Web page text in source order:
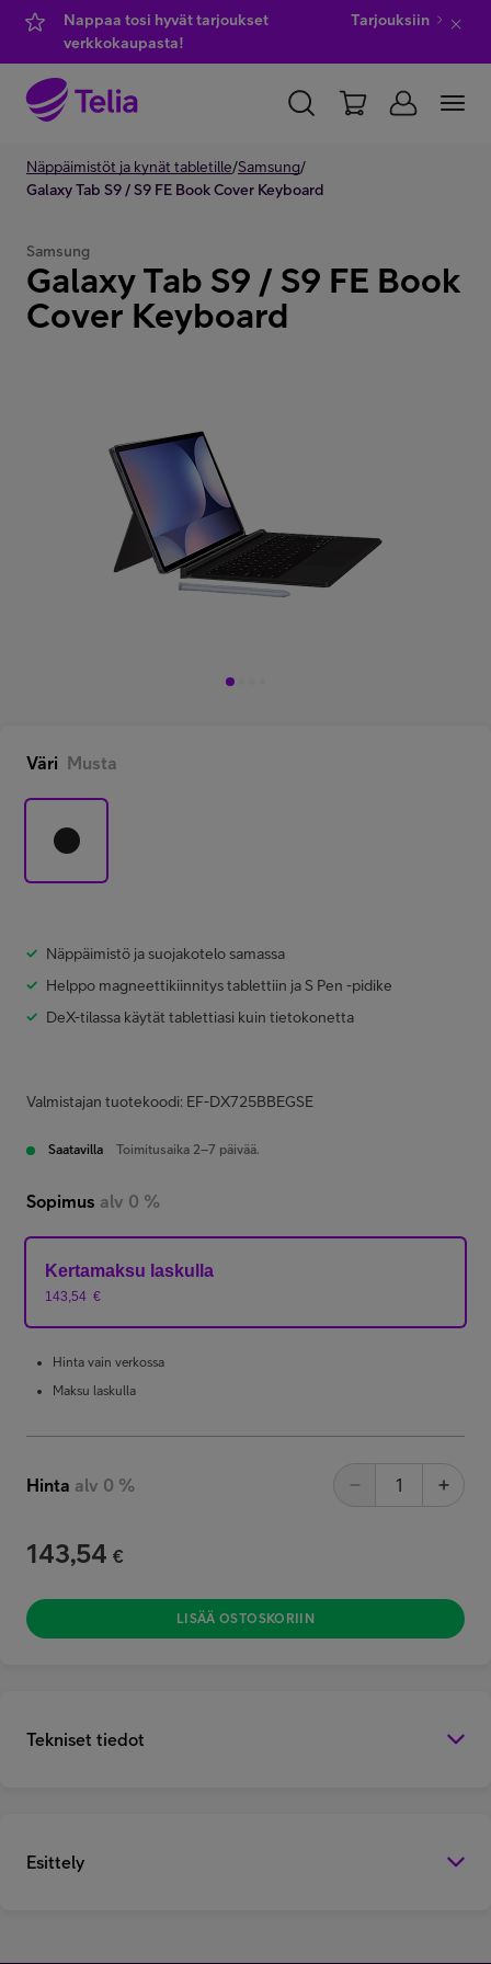
Nappaa tosi hyvät tarjoukset
verkkokaupasta!
Tarjouksiin
YKSITYISILLE YRITYKSILLE WHOLESALE
Kauppa
Minun Telia Yrityksille
Näppäimistöt ja kynät tabletille/Samsung/
Galaxy Tab S9 / S9 FE Book Cover Keyboard
Samsung
Galaxy Tab S9 / S9 FE Book
Cover Keyboard
Väri Musta
Näppäimistö ja suojakotelo samassa
Helppo magneettikiinnitys tablettiin ja S Pen -pidike
DeX-tilassa käytät tablettiasi kuin tietokonetta
Valmistajan tuotekoodi: EF-DX725BBEGSE
Saatavilla Toimitusaika 2–7 päivää.
Sopimus alv 0 %
Kertamaksu laskulla
143,54 €
Hinta vain verkossa
Maksu laskulla
Hinta alv 0 %
143,54 €
LISÄÄ OSTOSKORIIN
Tekniset tiedot
Esittely